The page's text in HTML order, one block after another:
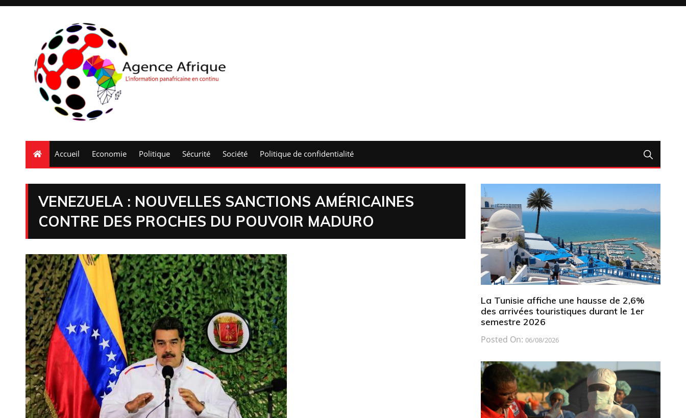
Accueil Economie Politique Sécurité Société Politique de confidentialité
VENEZUELA : NOUVELLES SANCTIONS AMÉRICAINES
CONTRE DES PROCHES DU POUVOIR MADURO
La Tunisie affiche une hausse de 2,6%
des arrivées touristiques durant le 1er
semestre 2026
Posted On: 06/08/2026